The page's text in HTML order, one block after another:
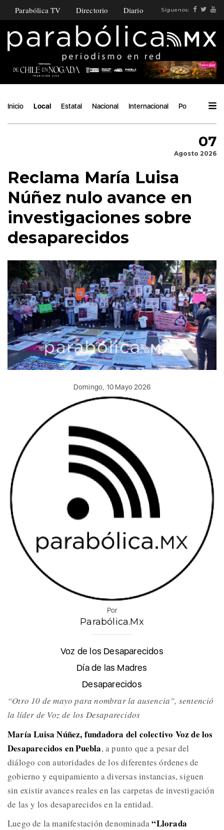
Parabólica TV Directorio Diario Síguenos:
Inicio Local Estatal Nacional Internacional Política
07
Agosto 2026
Reclama María Luisa
Núñez nulo avance en
investigaciones sobre
desaparecidos
Domingo, 10 Mayo 2026
Por
Parabólica.Mx
Voz de los Desaparecidos
Día de las Madres
Desaparecidos
“Otro 10 de mayo para nombrar la ausencia”, sentenció
la líder de Voz de los Desaparecidos
María Luisa Núñez, fundadora del colectivo Voz de los
Desaparecidos en Puebla, a punto que a pesar del
diálogo con autoridades de los diferentes órdenes de
gobierno y equipamiento a diversas instancias, siguen
sin existir avances reales en las carpetas de investigación
de las y los desaparecidos en la entidad.
Luego de la manifestación denominada“Llorada